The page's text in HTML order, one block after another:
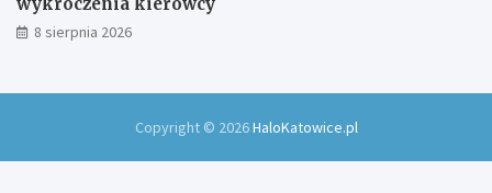
8 sierpnia 2026
Copyright © 2026HaloKatowice.pl